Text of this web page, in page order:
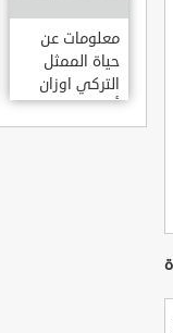
معلومات عن
حياة الممثل
التركي اوزان
أكبابا OZAN
AKBABA